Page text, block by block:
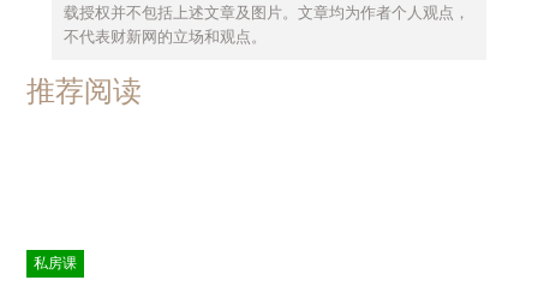
载授权并不包括上述文章及图片。文章均为作者个人观点，
不代表财新网的立场和观点。
推荐阅读
私房课